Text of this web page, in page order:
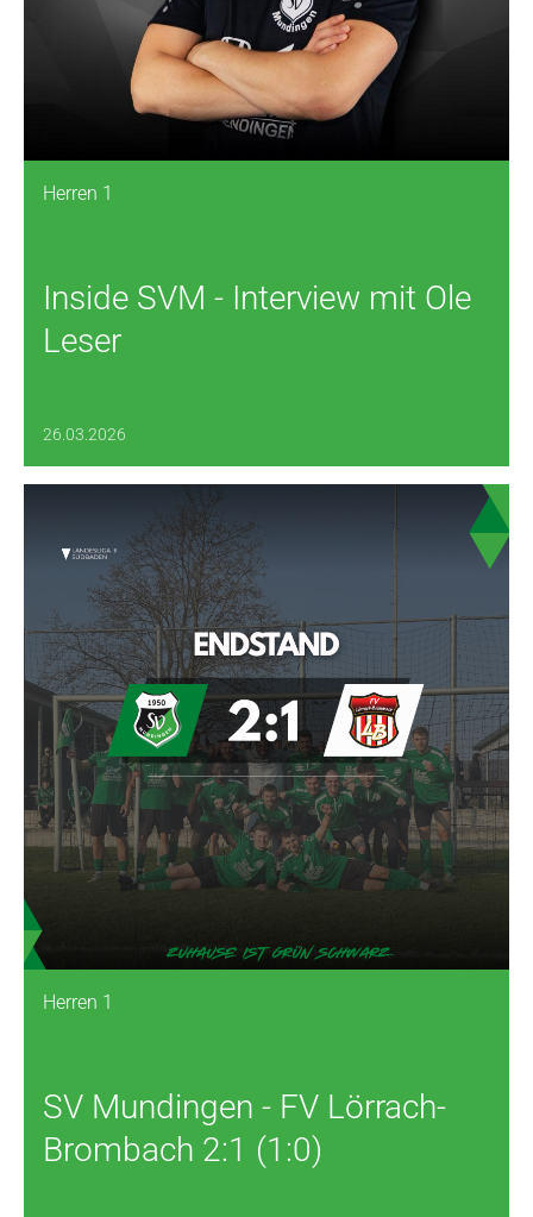
Herren 1
Inside SVM - Interview mit Ole
Leser
26.03.2026
Herren 1
SV Mundingen - FV Lörrach-
Brombach 2:1 (1:0)